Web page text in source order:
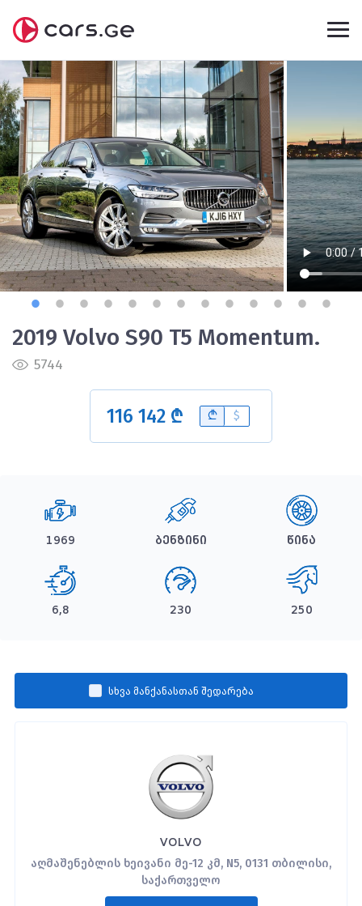
2019 Volvo S90 T5 Momentum.
5744
116 142 ₾ B $
1969 ბენზინი წინა
6,8 230 250
სხვა მანქანასთან შედარება
VOLVO
აღმაშენებლის ხეივანი მე-12 კმ, N5, 0131 თბილისი,
საქართველო